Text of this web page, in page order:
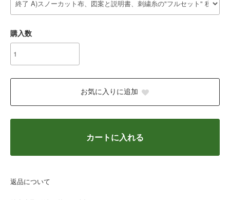
購入数
お気に入りに追加
カートに入れる
返品について